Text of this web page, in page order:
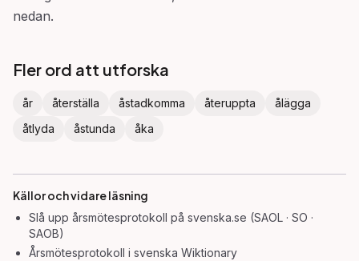
nedan.
Fler ord att utforska
år återställa åstadkomma återuppta
ålägga
åtlyda
åstunda åka
Källor och vidare läsning
Slå upp årsmötesprotokoll på svenska.se (SAOL · SO ·
SAOB)
Årsmötesprotokoll i svenska Wiktionary